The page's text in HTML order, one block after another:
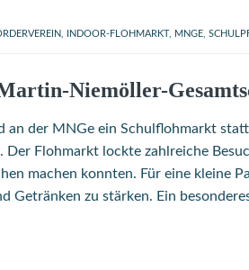
INDOOR-FLOHMARKT, MNGE
Niemöller-
an der MNGe ein Schulflohmarkt
Flohmarkt lockte zahlreiche
machen konnten. Für eine kleine
Getränken zu stärken. Ein